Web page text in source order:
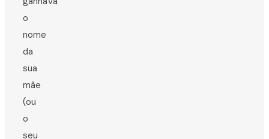
o
nome
da
sua
mãe
(ou
o
seu